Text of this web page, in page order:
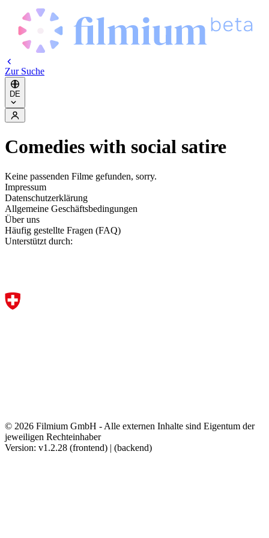
Zur Suche
DE
Comedies with social satire
Keine passenden Filme gefunden, sorry.
Impressum
Datenschutzerklärung
Allgemeine Geschäftsbedingungen
Über uns
Häufig gestellte Fragen (FAQ)
Unterstützt durch:
© 2026 Filmium GmbH - Alle externen Inhalte sind Eigentum der
jeweiligen Rechteinhaber
Version: v1.2.28 (frontend) | (backend)